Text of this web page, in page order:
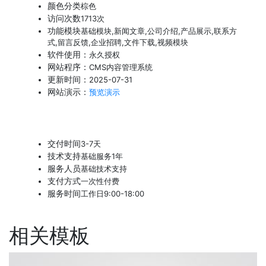
颜色分类棕色
访问次数1713次
功能模块基础模块,新闻文章,公司介绍,产品展示,联系方
式,留言反馈,企业招聘,文件下载,视频模块
软件使用： 永久授权
网站程序： CMS内容管理系统
更新时间： 2025-07-31
网站演示： 预览演示
交付时间3-7天
技术支持基础服务1年
服务人员基础技术支持
支付方式一次性付费
服务时间工作日9:00-18:00
相关模板